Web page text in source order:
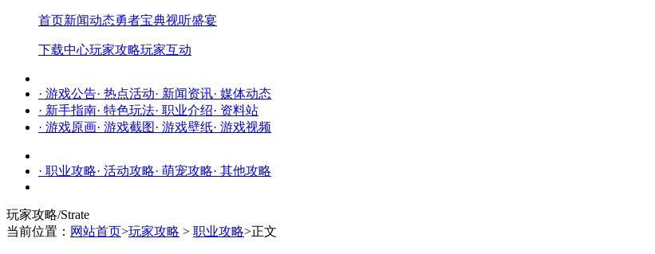
首页新闻动态勇者宝典视听盛宴
下载中心玩家攻略玩家互动
· 游戏公告· 热点活动· 新闻资讯· 媒体动态
· 新手指南· 特色玩法· 职业介绍· 资料站
· 游戏原画· 游戏截图· 游戏壁纸· 游戏视频
· 职业攻略· 活动攻略· 萌宠攻略· 其他攻略
玩家攻略/Strate
当前位置： 网站首页>玩家攻略 > 职业攻略>正文